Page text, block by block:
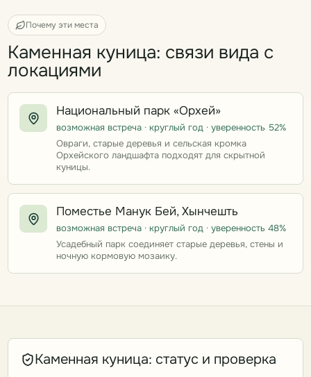
Почему эти места
Каменная куница: связи вида с
локациями
Национальный парк «Орхей»
возможная встреча · круглый год · уверенность 52%
Овраги, старые деревья и сельская кромка
Орхейского ландшафта подходят для скрытной
куницы.
Поместье Манук Бей, Хынчешть
возможная встреча · круглый год · уверенность 48%
Усадебный парк соединяет старые деревья, стены и
ночную кормовую мозаику.
Каменная куница: статус и проверка